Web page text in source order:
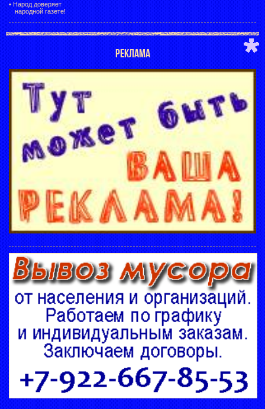
• Народ доверяет
народной газете!
РЕКЛАМА